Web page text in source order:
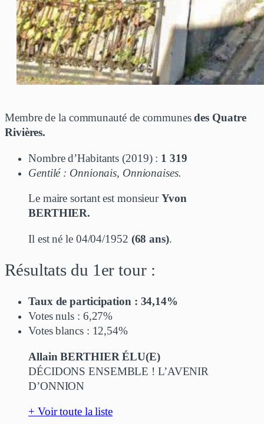
Membre de la communauté de communesdes Quatre
Rivières.
Nombre d’Habitants (2019) : 1 319
Gentilé : Onnionais, Onnionaises.
Le maire sortant est monsieur Yvon
BERTHIER.
Il est né le 04/04/1952 (68 ans).
Résultats du 1er tour :
Taux de participation : 34,14%
Votes nuls : 6,27%
Votes blancs : 12,54%
Allain BERTHIER ÉLU(E)
DÉCIDONS ENSEMBLE ! L’AVENIR
D’ONNION
+ Voir toute la liste